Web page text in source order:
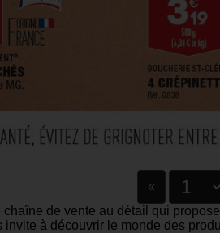
«
de vente au détail qui
à découvrir le monde des